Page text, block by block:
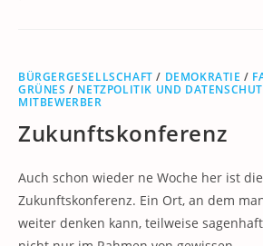
BÜRGERGESELLSCHAFT / DEMOKRATIE /
GRÜNES / NETZPOLITIK UND
MITBEWERBER
Zukunftskonferenz
Auch schon wieder ne Woche her ist
Zukunftskonferenz. Ein Ort, an dem
weiter denken kann, teilweise